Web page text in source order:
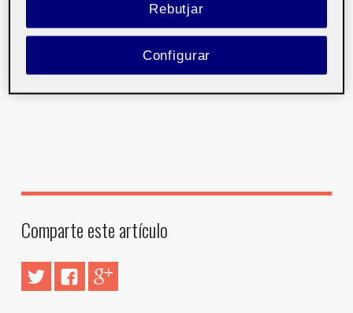
experimento se llevará a cabo en la sede de la
del 22@(Rambla del Poblenou 156, 08018 Barcelona).
Para cualquier duda, puedes contactar con la dirección
Comparte este artículo
Rebutjar
Configurar